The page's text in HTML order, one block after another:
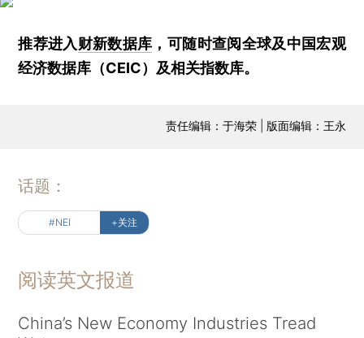
推荐进入财新数据库 ，可随时查阅全球及中国宏观
经济数据库（CEIC）及相关指数库。
责任编辑：于海荣 | 版面编辑：王永
话题：
#NEI +关注
阅读英文报道
China’s New Economy Industries Tread